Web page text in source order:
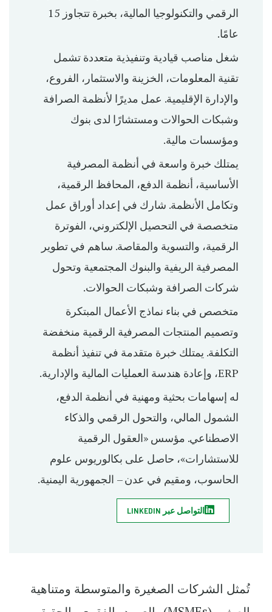
الرقمي والتكنولوجيا المالية، بخبرة تتجاوز 15
عامًا.
شغل مناصب قيادية وتنفيذية متعددة تشمل
تقنية المعلومات، الخزينة والاستثمار، الفروع،
والإدارة الإقليمية. عمل مديرًا لأنظمة الصرافة
وشبكات الحوالات ومستشارًا لدى بنوك
ومؤسسات مالية.
يمتلك خبرة واسعة في أنظمة المصرفية
الأساسية، أنظمة الدفع، المحافظ الرقمية،
وتكامل الأنظمة. شارك في إعداد أوراق عمل
متخصصة في التحصيل الإلكتروني، الفوترة
الرقمية، والتسوية والمقاصة. ساهم في تطوير
المصرفية الريفية والبنوك المجتمعية وتحول
شركات الصرافة وشبكات الحوالات.
متخصص في بناء نماذج الأعمال المبتكرة
وتصميم المنتجات المصرفية الرقمية منخفضة
التكلفة. يمتلك خبرة متقدمة في تنفيذ أنظمة
ERP، وإعادة هندسة العمليات المالية والإدارية.
له إسهامات بحثية ومهنية في أنظمة الدفع،
الشمول المالي، والتحول الرقمي والذكاء
الاصطناعي. مؤسس «العقول الرقمية
للاستشارات»، حاصل على بكالوريوس علوم
الحاسوب، ومقيم في عدن – الجمهورية اليمنية.
التواصل عبر LINKEDIN
تُمثل الشركات الصغيرة والمتوسطة ومتناهية